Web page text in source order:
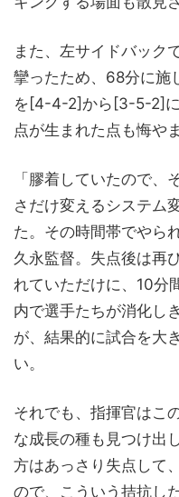
また、左サイドバック
攣ったため、68分に施
を[4-4-2]から[3-5-2]に
点が生まれた点も悔や
「膠着していたので、
さだけ変えるシステム
た。その時間帯でやら
久永監督。失点後は再
れていただけに、10分
内で選手たちが消化し
が、結果的に試合を大
い。
それでも、指揮官はこ
な成長の種も見つけ出
方はあっさり失点して
ので、こういう拮抗し